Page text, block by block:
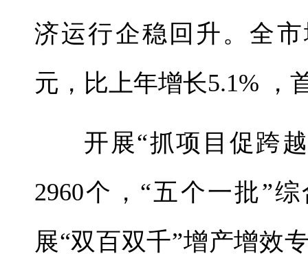
济运行企稳回升。全
元，比上年增长5.1% ，
开展“抓项目促跨
2960个，“五个一批”
展“双百双千”增产增效